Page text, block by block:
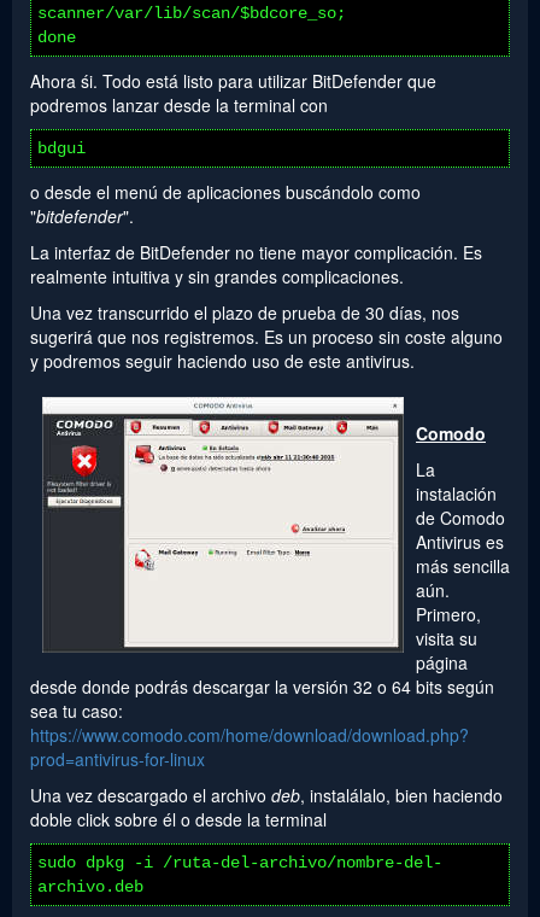
scanner/var/lib/scan/$bdcore_so;
done
Ahora śi. Todo está listo para utilizar BitDefender que
podremos lanzar desde la terminal con
bdgui
o desde el menú de aplicaciones buscándolo como
"bitdefender".
La interfaz de BitDefender no tiene mayor complicación. Es
realmente intuitiva y sin grandes complicaciones.
Una vez transcurrido el plazo de prueba de 30 días, nos
sugerirá que nos registremos. Es un proceso sin coste alguno
y podremos seguir haciendo uso de este antivirus.
Comodo
La
instalación
de Comodo
Antivirus es
más sencilla
aún.
Primero,
visita su
página
desde donde podrás descargar la versión 32 o 64 bits según
sea tu caso:
https://www.comodo.com/home/download/download.php?
prod=antivirus-for-linux
Una vez descargado el archivo deb, instalálalo, bien haciendo
doble click sobre él o desde la terminal
sudo dpkg -i /ruta-del-archivo/nombre-del-
archivo.deb